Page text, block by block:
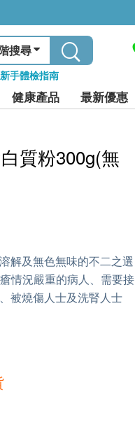
搜尋
新手體檢指南
健康產品 最新優惠
質粉300g(無
解及無色無味的不二之選
情況嚴重的病人、需要接
被燒傷人士及洗腎人士